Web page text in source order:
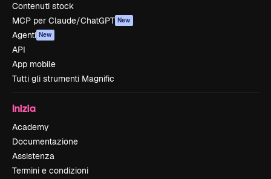
Contenuti stock
MCP per Claude/ChatGPT New
Agenti New
API
App mobile
Tutti gli strumenti Magnific
Inizia
Academy
Documentazione
Assistenza
Termini e condizioni